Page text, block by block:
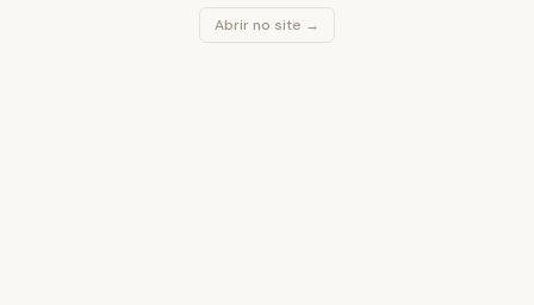
Abrir no site →